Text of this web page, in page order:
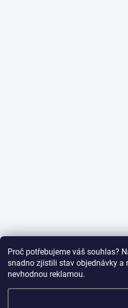
Proč potřebujeme váš souhlas?
snadno zjistili stav objednávky a
nevhodnou reklamou.